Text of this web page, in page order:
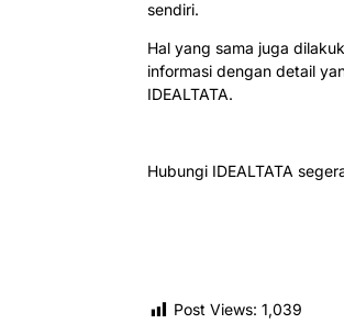
sendiri.
Hal yang sama juga
informasi dengan detail
IDEALTATA.
Hubungi IDEALTATA
Post Views: 1,039